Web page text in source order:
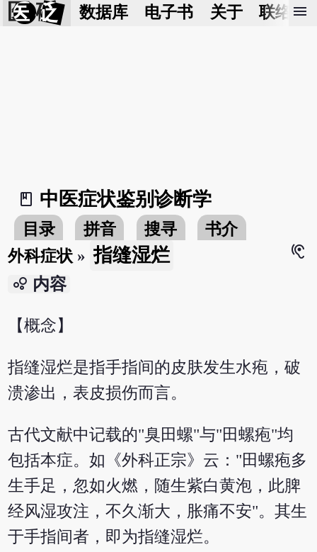
医 砭 数据库 电子书 关于 联络我
menu
book_2
中医症状鉴别诊断学
目录 拼音 搜寻
书介
外科症状 » 指缝湿烂
hearing
bubble_chart 内容
【概念】
指缝湿烂是指手指间的皮肤发生水疱，破
溃渗出，表皮损伤而言。
古代文献中记载的"臭田螺"与"田螺疱"均
包括本症。如《外科正宗》云："田螺疱多
生手足，忽如火燃，随生紫白黄泡，此脾
经风湿攻注，不久渐大，胀痛不安"。其生
于手指间者，即为指缝湿烂。